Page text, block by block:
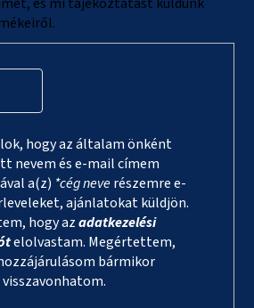
és mi tájékoztatást küldünk
hogy az általam önként
nevem és e-mail címem
a(z) *cég neverészemre e-
ajánlatokat küldjön.
hogy azadatkezelési
elolvastam. Megértettem,
bármikor
visszavonhatom.